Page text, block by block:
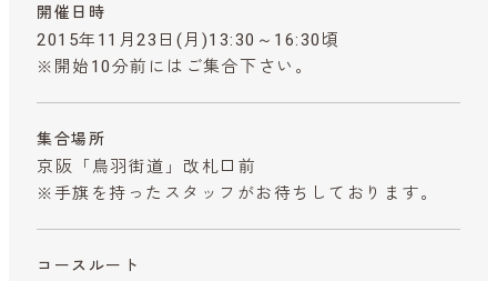
開催日時
2015年11月23日(月)13:30～16:30頃
※開始10分前にはご集合下さい。
集合場所
京阪「鳥羽街道」改札口前
※手旗を持ったスタッフがお待ちしております。
コースルート